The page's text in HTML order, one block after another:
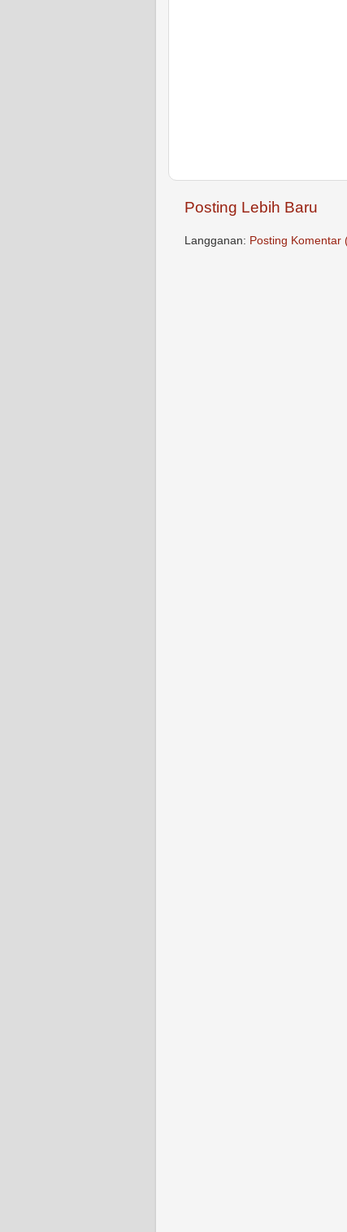
Posting Lebih Baru
Langganan: Posting Komentar